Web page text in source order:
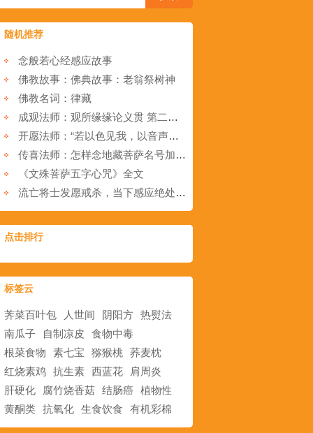
随机推荐
念般若心经感应故事
佛教故事：佛典故事：老翁祭树神
佛教名词：律藏
成观法师：观所缘缘论义贯 第二章 释论文 第二节 破诸转计
开愿法师：“若以色见我，以音声求我，是人行邪道，不能见如来”怎么理解？怎样正确持名念佛？
传喜法师：怎样念地藏菩萨名号加持力更大？
《文殊菩萨五字心咒》全文
流亡将士发愿戒杀，当下感应绝处逢生
点击排行
标签云
荠菜百叶包 人世间 阴阳方 热熨法
南瓜子
自制凉皮
食物中毒
根菜食物
素七宝 猕猴桃 荞麦枕
红烧素鸡 抗生素 西蓝花
肩周炎
肝硬化
腐竹烧香菇 结肠癌 植物性
黄酮类 抗氧化 生食饮食 有机彩棉